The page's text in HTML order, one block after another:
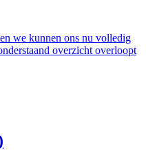
we kunnen ons nu volledig
overzicht overloopt